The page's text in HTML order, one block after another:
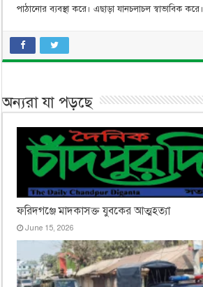
পাঠানোর ব্যবস্থা করে। এছাড়া যানচলাচল স্বাভাবিক করে।
অন্যরা যা পড়ছে
ফরিদগঞ্জে মাদকাসক্ত যুবকের আত্মহত্যা
June 15, 2026